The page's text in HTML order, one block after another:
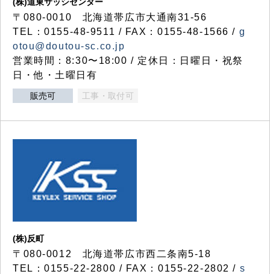
〒080-0010 北海道帯広市大通南31-56
TEL：0155-48-9511 / FAX：0155-48-1566 / g
otou@doutou-sc.co.jp
営業時間：8:30〜18:00 / 定休日：日曜日・祝祭
日・他・土曜日有
販売可 工事・取付可
(株)反町
〒080-0012 北海道帯広市西二条南5-18
TEL：0155-22-2800 / FAX：0155-22-2802 / s